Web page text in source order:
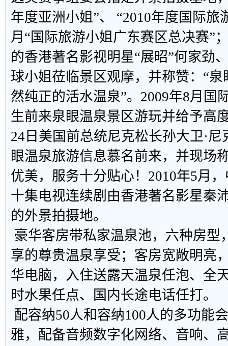
年度亚洲小姐”、 “2010年度国际旅
月“国际旅游小姐广东赛区总决赛”
的香港著名影视明星“展昭”何家劲
球小姐莅临景区观摩，并称赞：“
然纯正的活水温泉”。2009年8月国
生前来泉眼温泉景区游玩并给予高
24日美国前总统尼克松长孙大卫·
眼温泉旅游信息慕名前来，并现场
优美，服务十分贴心！2010年5月
十集电视连续剧由香港著名影星秦
的外景拍摄地。
豪华客房带私家温泉池，六种房型
享的尊贵温泉享受；客房宽敞明亮
华电脑，入住送露天温泉任泡、全
时水果任点、国内长途电话任打。
配容纳50人和容纳100人的多功能
雅，配备音频数字化网络、音响、